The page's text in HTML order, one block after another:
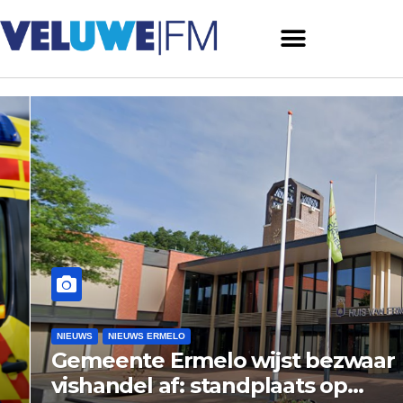
NIEUWS NIEUWS ERMELO
Gemeente Ermelo wijst bezwaar
vishandel af: standplaats op